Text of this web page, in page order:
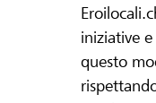
iniziative
questo